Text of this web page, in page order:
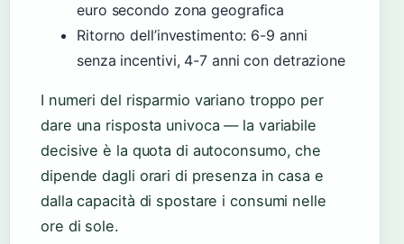
euro secondo zona geografica
Ritorno dell’investimento: 6-9 anni
senza incentivi, 4-7 anni con detrazione
I numeri del risparmio variano troppo per
dare una risposta univoca — la variabile
decisive è la quota di autoconsumo, che
dipende dagli orari di presenza in casa e
dalla capacità di spostare i consumi nelle
ore di sole.